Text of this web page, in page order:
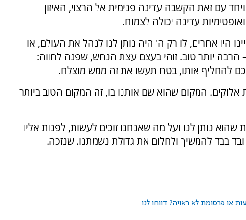
עם זאת הקשבה עדינה פנימית אל הרצוי, האיזון
עדינה יכולה לצמוח.
היו אחרים, לו רק ה' היה נותן לנו לנהל את העולם, או
הרבה יותר טוב. זוהי בעצם עצת הנחש, שפנה לחווה:
לכם להחליף אותו, בטח תעשו את זה ממש מוצלח.
אלוקים. המקום שהוא שם אותנו בו, זה המקום הטוב ביותר
נותן לנו ועל מה שאנחנו זוכים לעשות, לפנות אליו
בבד להמשיך ולחלום את גדולת נשמתנו. שנזכה.
או פרסומת לא ראויה? דווחו לנו